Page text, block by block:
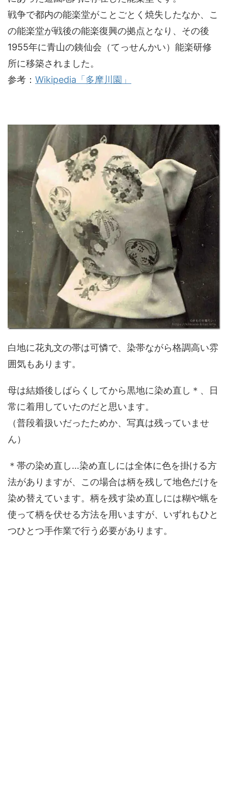
戦争で都内の能楽堂がことごとく焼失したなか、こ
の能楽堂が戦後の能楽復興の拠点となり、その後
1955年に青山の銕仙会（てっせんかい）能楽研修
所に移築されました。
参考： Wikipedia「多摩川園」
白地に花丸文の帯は可憐で、染帯ながら格調高い雰
囲気もあります。
母は結婚後しばらくしてから黒地に染め直し＊、日
常に着用していたのだと思います。
（普段着扱いだったためか、写真は残っていませ
ん）
＊帯の染め直し…染め直しには全体に色を掛ける方
法がありますが、この場合は柄を残して地色だけを
染め替えています。柄を残す染め直しには糊や蝋を
使って柄を伏せる方法を用いますが、いずれもひと
つひとつ手作業で行う必要があります。